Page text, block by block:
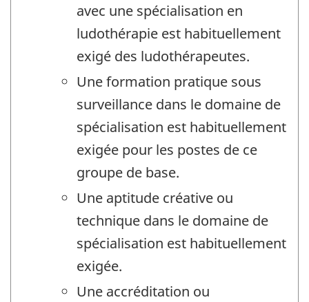
avec une spécialisation en
ludothérapie est habituellement
exigé des ludothérapeutes.
Une formation pratique sous
surveillance dans le domaine de
spécialisation est habituellement
exigée pour les postes de ce
groupe de base.
Une aptitude créative ou
technique dans le domaine de
spécialisation est habituellement
exigée.
Une accréditation ou